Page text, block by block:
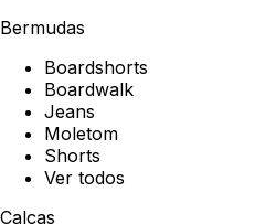
Bermudas
Boardshorts
Boardwalk
Jeans
Moletom
Shorts
Ver todos
Calças